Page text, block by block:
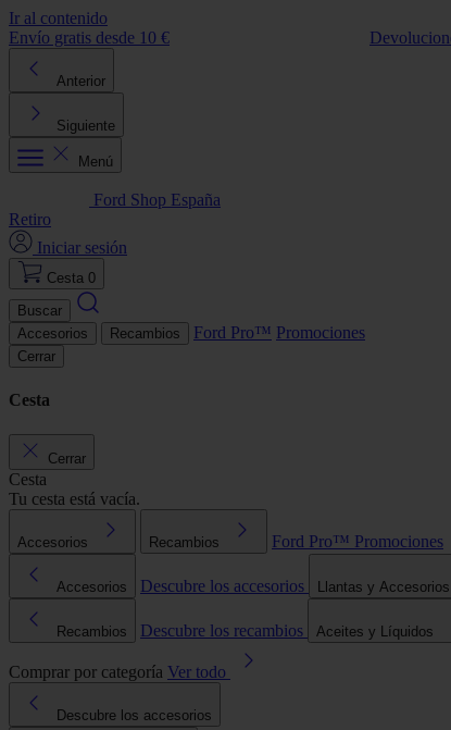
Ir al contenido
Envío gratis desde 10 €
Anterior
Siguiente
Menú
Ford Shop España
Retiro
Iniciar sesión
Cesta 0
Buscar
Accesorios
Recambios Ford Pro™ Promociones
Cerrar
Cesta
Cerrar
Cesta
Tu cesta está vacía.
Accesorios Recambios Ford Pro™ Promociones
Accesorios Descubre los accesorios Llantas y Accesorios
Recambios Descubre los recambios Aceites y Líquidos
Comprar por categoría Ver todo
Descubre los accesorios